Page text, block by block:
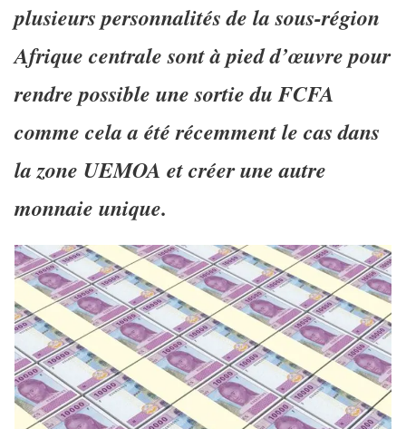
plusieurs personnalités de la sous-région
Afrique centrale sont à pied d’œuvre pour
rendre possible une sortie du FCFA
comme cela a été récemment le cas dans
la zone UEMOA et créer une autre
monnaie unique.